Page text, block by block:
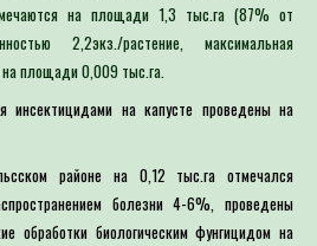
на площади 1,3 тыс.га (87% от
2,2экз./растение, максимальная
на площади 0,009 тыс.га.
инсектицидами на капусте проведены на
районе на 0,12 тыс.га отмечался
болезни 4-6%, проведены
обработки биологическим фунгицидом на